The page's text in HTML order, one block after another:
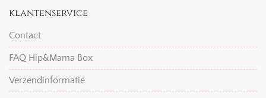
klantenservice
Contact
FAQ Hip&Mama Box
Verzendinformatie